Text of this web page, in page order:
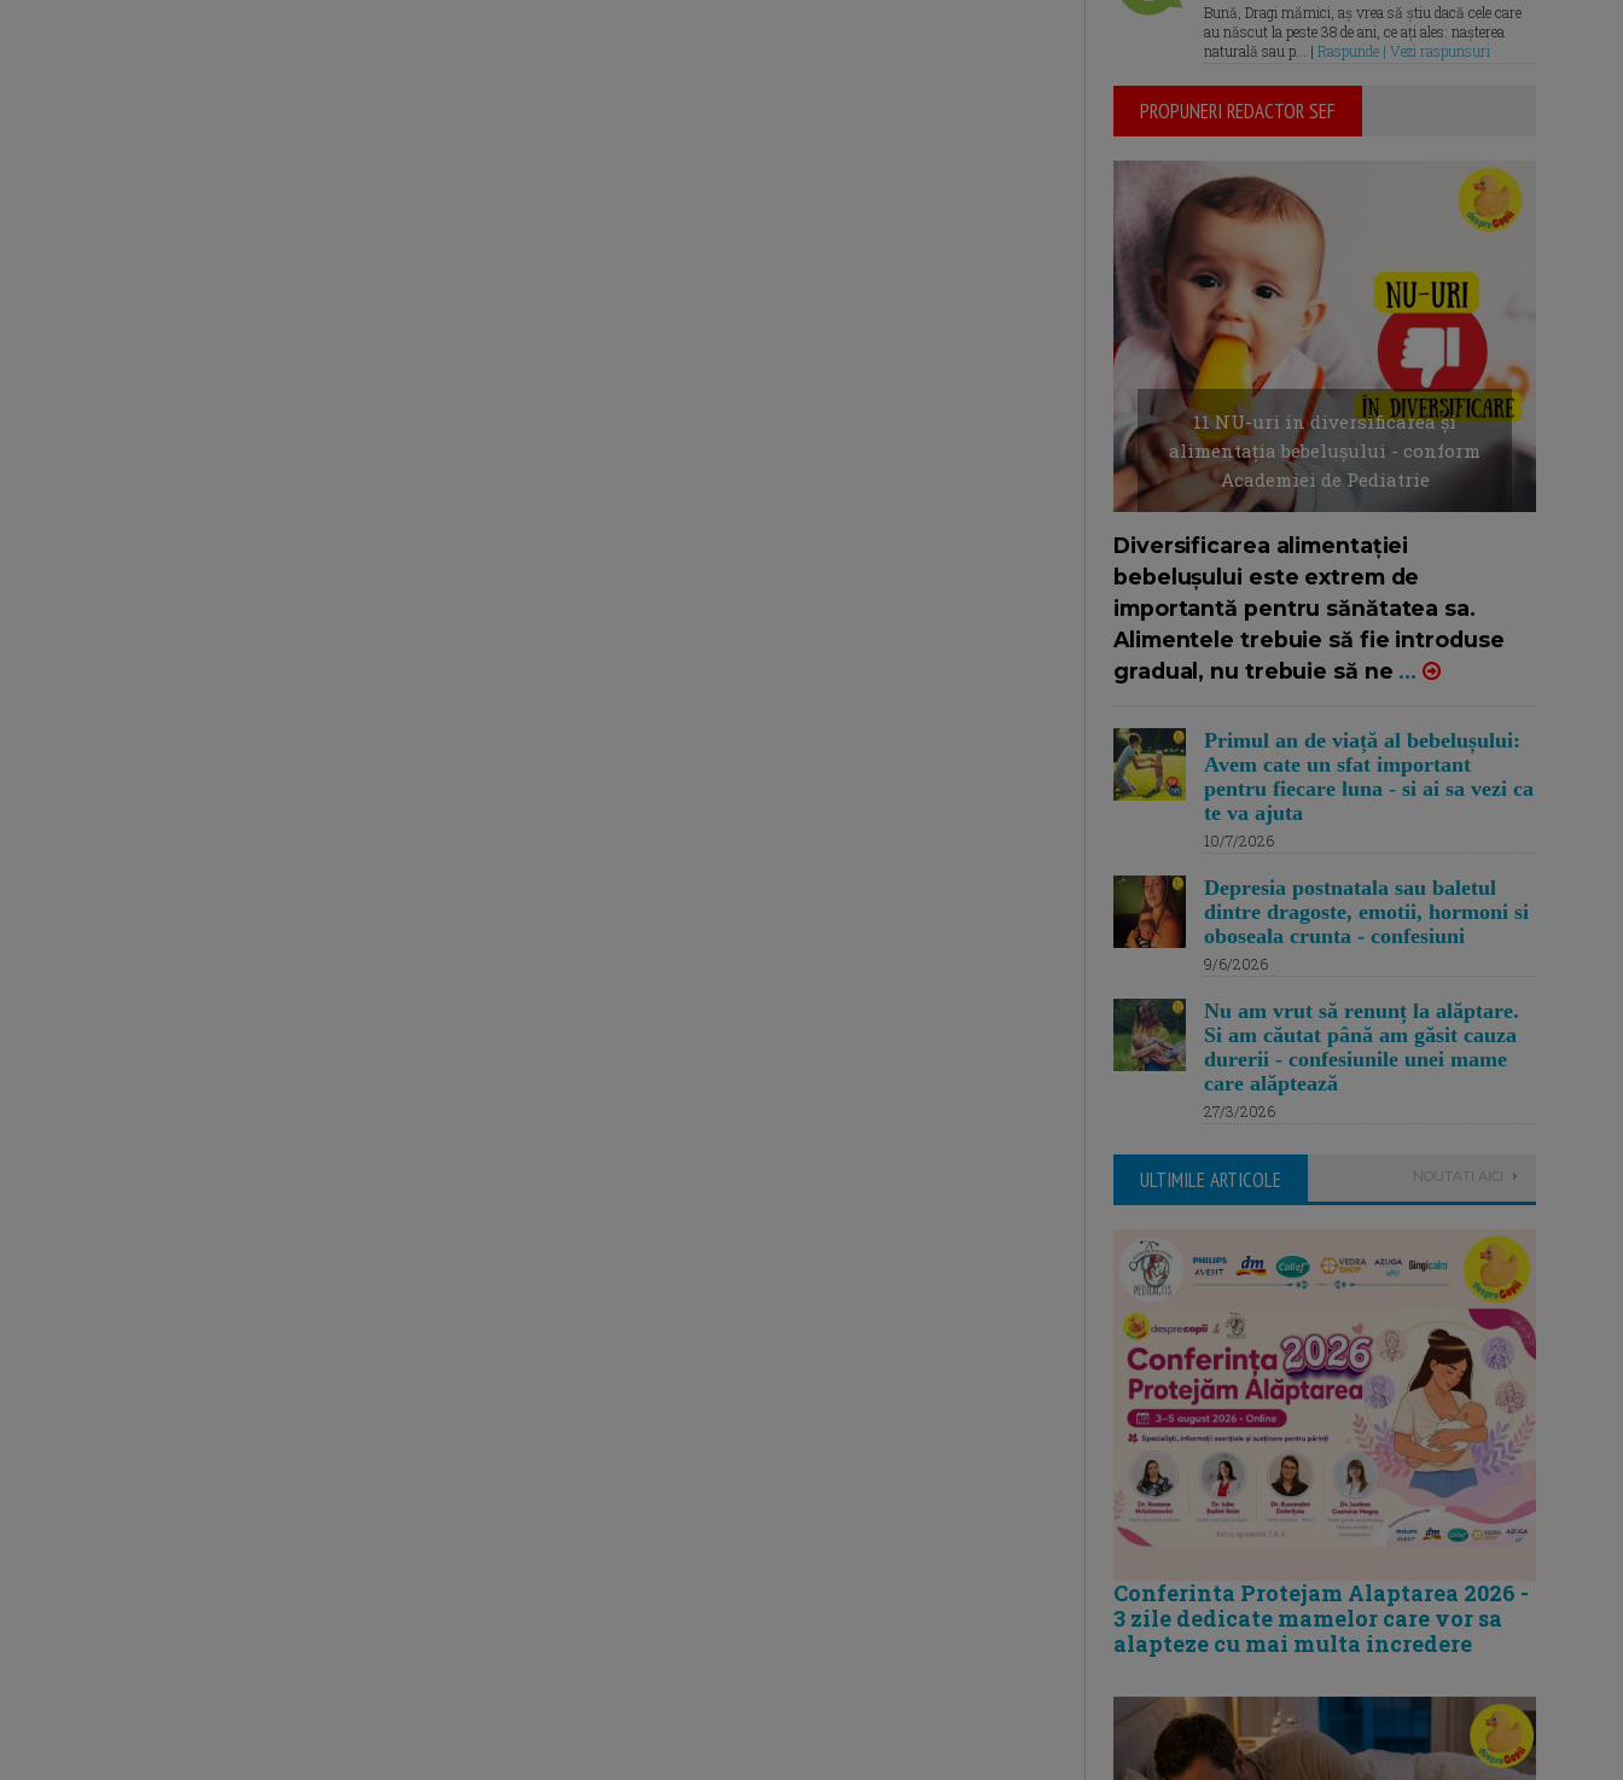
Bună, Dragi mămici, aș vrea să știu dacă cele care
au născut la peste 38 de ani, ce ați ales: nașterea
naturală sau p... | Raspunde | Vezi raspunsuri
PROPUNERI REDACTOR SEF
11 NU-uri in diversificarea și
alimentația bebelușului - conform
Academiei de Pediatrie
Diversificarea alimentației
bebelușului este extrem de
importantă pentru sănătatea sa.
Alimentele trebuie să fie introduse
gradual, nu trebuie să ne ...
Primul an de viață al bebelușului:
Avem cate un sfat important
pentru fiecare luna - si ai sa vezi ca
te va ajuta
10/7/2026
Depresia postnatala sau baletul
dintre dragoste, emotii, hormoni si
oboseala crunta - confesiuni
9/6/2026
Nu am vrut să renunț la alăptare.
Si am căutat până am găsit cauza
durerii - confesiunile unei mame
care alăptează
27/3/2026
ULTIMILE ARTICOLE NOUTATI AICI
Conferinta Protejam Alaptarea 2026 -
3 zile dedicate mamelor care vor sa
alapteze cu mai multa incredere